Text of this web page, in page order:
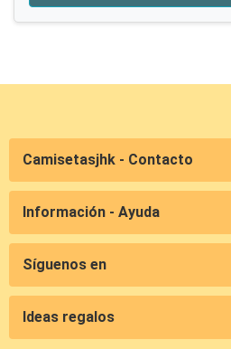
Camisetasjhk - Contacto
Información - Ayuda
Síguenos en
Ideas regalos